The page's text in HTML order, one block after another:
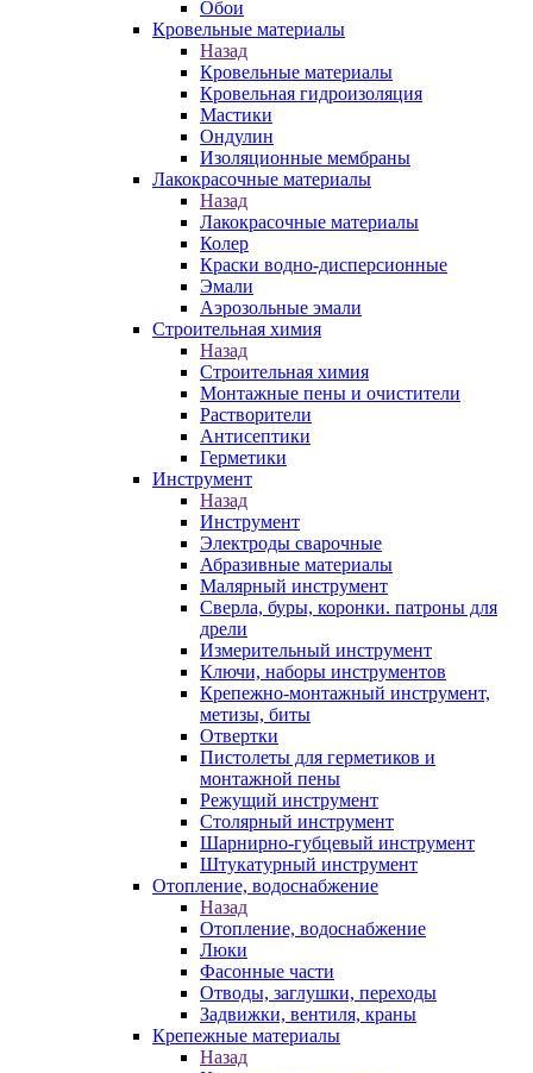
Обои
Кровельные материалы
Назад
Кровельные материалы
Кровельная гидроизоляция
Мастики
Ондулин
Изоляционные мембраны
Лакокрасочные материалы
Назад
Лакокрасочные материалы
Колер
Краски водно-дисперсионные
Эмали
Аэрозольные эмали
Строительная химия
Назад
Строительная химия
Монтажные пены и очистители
Растворители
Антисептики
Герметики
Инструмент
Назад
Инструмент
Электроды сварочные
Абразивные материалы
Малярный инструмент
Сверла, буры, коронки. патроны для
дрели
Измерительный инструмент
Ключи, наборы инструментов
Крепежно-монтажный инструмент,
метизы, биты
Отвертки
Пистолеты для герметиков и
монтажной пены
Режущий инструмент
Столярный инструмент
Шарнирно-губцевый инструмент
Штукатурный инструмент
Отопление, водоснабжение
Назад
Отопление, водоснабжение
Люки
Фасонные части
Отводы, заглушки, переходы
Задвижки, вентиля, краны
Крепежные материалы
Назад